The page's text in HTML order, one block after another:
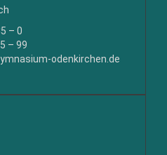
– 0
– 99
odenkirchen.de